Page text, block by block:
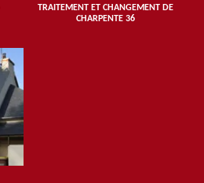
TRAITEMENT ET CHANGEMENT DE
CHARPENTE 36